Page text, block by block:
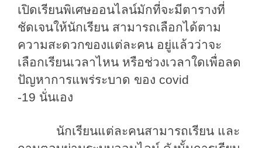
เปิดเรียนพิเศษออนไลน์มักที่จะมีตารางที่
ชัดเจนให้นักเรียน สามารถเลือกได้ตาม
ความสะดวกของแต่ละคน อยู่แล้วว่าจะ
เลือกเรียนเวลาไหน หรือช่วงเวลาใดเพื่อลด
ปัญหาการแพร่ระบาด ของ covid
-19 นั่นเอง
นักเรียนแต่ละคนสามารถเรียน และ